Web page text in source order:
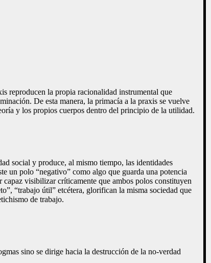
reproducen la propia racionalidad instrumental que
De esta manera, la primacía a la praxis se vuelve
y los propios cuerpos dentro del principio de la utilidad.
social y produce, al mismo tiempo, las identidades
un polo “negativo” como algo que guarda una potencia
visibilizar críticamente que ambos polos constituyen
“trabajo útil” etcétera, glorifican la misma sociedad que
de trabajo.
sino se dirige hacia la destrucción de la no-verdad